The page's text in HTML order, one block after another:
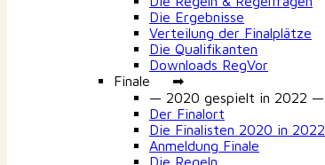
Die Ergebnisse
Verteilung der Finalplätze
Die Qualifikanten
Downloads RegVor
Finale ➡
— 2020 gespielt in 2022 —
Der Finalort
Die Finalisten 2020 in 2022
Anmeldung Finale
Die Regeln